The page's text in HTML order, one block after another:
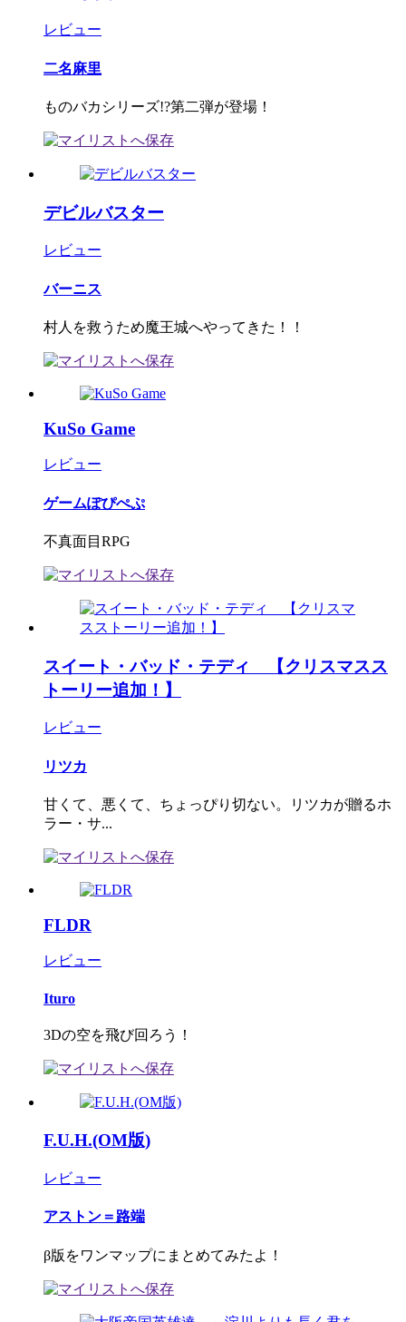
レビュー
二名麻里
ものバカシリーズ!?第二弾が登場！
デビルバスター
レビュー
バーニス
村人を救うため魔王城へやってきた！！
KuSo Game
レビュー
ゲームぽぴぺぷ
不真面目RPG
スイート・バッド・テディ 【クリスマスス
トーリー追加！】
レビュー
リツカ
甘くて、悪くて、ちょっぴり切ない。リツカが贈るホ
ラー・サ...
FLDR
レビュー
Ituro
3Dの空を飛び回ろう！
F.U.H.(OM版)
レビュー
アストン＝路端
β版をワンマップにまとめてみたよ！